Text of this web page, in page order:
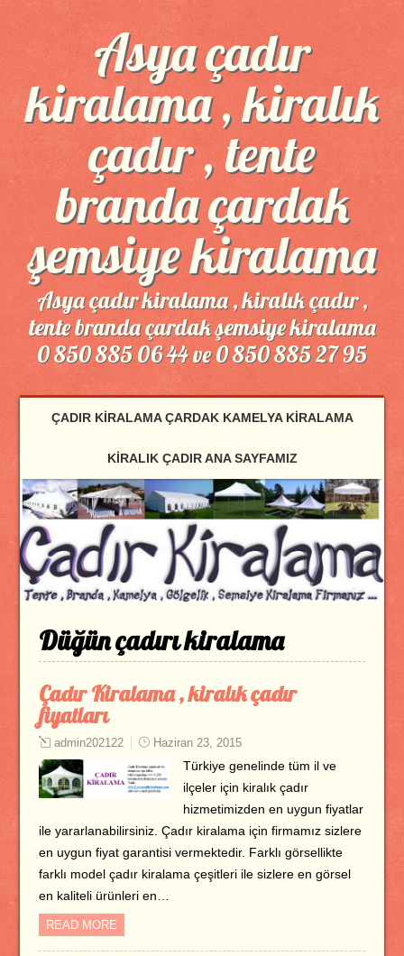
Asya çadır
kiralama , kiralık
çadır , tente
branda çardak
şemsiye kiralama
Asya çadır kiralama , kiralık çadır ,
tente branda çardak şemsiye kiralama
0 850 885 06 44 ve 0 850 885 27 95
ÇADIR KIRALAMA ÇARDAK KAMELYA KIRALAMA
KIRALIK ÇADIR ANA SAYFAMIZ
Düğün çadırı kiralama
Çadır Kiralama , kiralık çadır
fiyatları
admin202122 Haziran 23, 2015
Türkiye genelinde tüm il ve
ilçeler için kiralık çadır
hizmetimizden en uygun fiyatlar
ile yararlanabilirsiniz. Çadır kiralama için firmamız sizlere
en uygun fiyat garantisi vermektedir. Farklı görsellikte
farklı model çadır kiralama çeşitleri ile sizlere en görsel
en kaliteli ürünleri en…
READ MORE